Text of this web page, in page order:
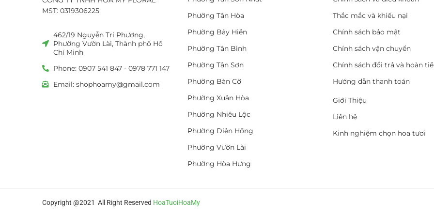
MST: 0319306225
462/19 Nguyễn Tri Phương,
Phường Vườn Lài, Thành phố Hồ
Chí Minh
Phone: 0907 541 847 - 0978 771 147
Email: shophoamy@gmail.com
Phường Tân Hòa
Phường Bảy Hiền
Phường Tân Bình
Phường Tân Sơn
Phường Bàn Cờ
Phường Xuân Hòa
Phường Nhiêu Lộc
Phường Diên Hồng
Phường Vườn Lài
Phường Hòa Hưng
Thắc mắc và khiếu nại
Chính sách bảo mật
Chính sách vận chuyển
Chính sách đổi trả và hoàn
Hướng dẫn thanh toán
Giới Thiệu
Liên hệ
Kinh nghiệm chọn hoa tươi
Copyright @2021 All Right Reserved HoaTuoiHoaMy